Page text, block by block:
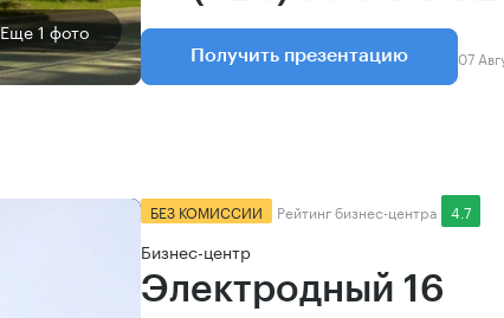
Еще 1 фото
Получить презентацию 07
БЕЗ КОМИССИИ Рейтинг бизнес-центра 4.7
Бизнес-центр
Электродный 16